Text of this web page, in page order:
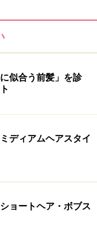
似合う前髪」を診
ディアムヘアスタイ
ョートヘア・ボブス